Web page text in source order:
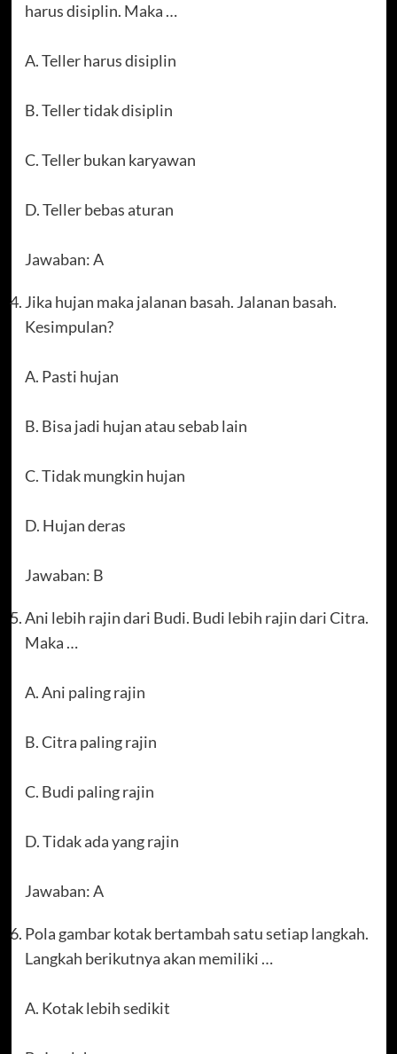
harus disiplin. Maka …
A. Teller harus disiplin
B. Teller tidak disiplin
C. Teller bukan karyawan
D. Teller bebas aturan
Jawaban: A
Jika hujan maka jalanan basah. Jalanan basah.
Kesimpulan?
A. Pasti hujan
B. Bisa jadi hujan atau sebab lain
C. Tidak mungkin hujan
D. Hujan deras
Jawaban: B
Ani lebih rajin dari Budi. Budi lebih rajin dari Citra.
Maka …
A. Ani paling rajin
B. Citra paling rajin
C. Budi paling rajin
D. Tidak ada yang rajin
Jawaban: A
Pola gambar kotak bertambah satu setiap langkah.
Langkah berikutnya akan memiliki …
A. Kotak lebih sedikit